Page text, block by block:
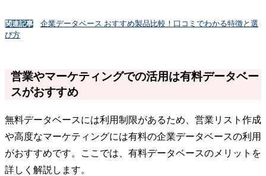
関連記事
企業データベース おすすめ製品比較！口コミでわかる特徴と選
び方
営業やマーケティングでの活用は有料データベー
スがおすすめ
無料データベースには利用制限があるため、営業リスト作成
や高度なマーケティングには有料の企業データベースの利用
がおすすめです。ここでは、有料データベースのメリットを
詳しく解説します。